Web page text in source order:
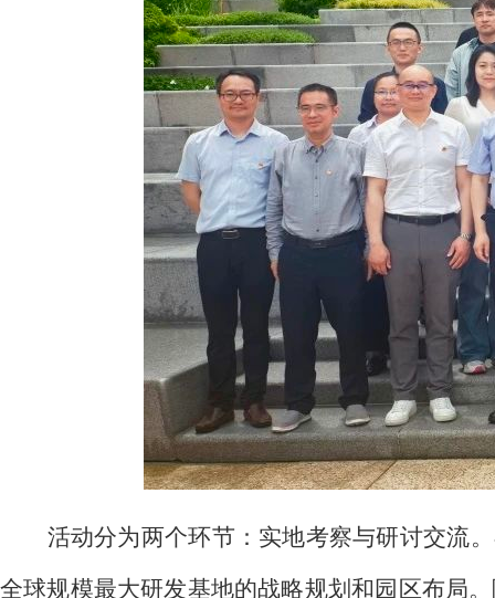
活动分为两个环节：实地考察与研讨交流
全球规模最大研发基地的战略规划和园区布局